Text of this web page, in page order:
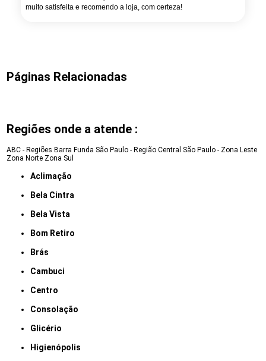
muito satisfeita e recomendo a loja, com certeza!
Páginas Relacionadas
Regiões onde a atende :
ABC - Regiões Barra Funda São Paulo - Região Central São Paulo - Zona Leste
Zona Norte Zona Sul
Aclimação
Bela Cintra
Bela Vista
Bom Retiro
Brás
Cambuci
Centro
Consolação
Glicério
Higienópolis